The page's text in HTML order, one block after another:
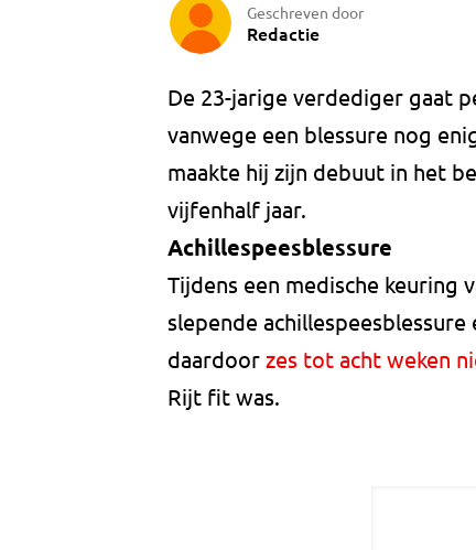
Geschreven door
Redactie
De 23-jarige verdediger gaat
vanwege een blessure nog
maakte hij zijn debuut in het
vijfenhalf jaar.
Achillespeesblessure
Tijdens een medische keuring
slepende
daardoor zes tot acht weken
Rijt fit was.